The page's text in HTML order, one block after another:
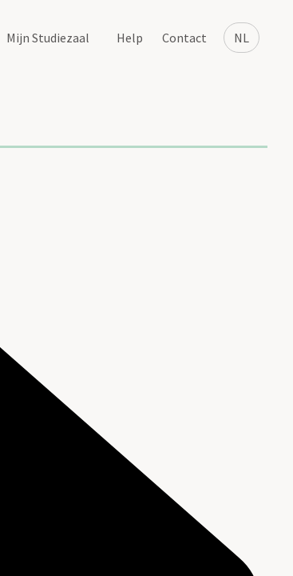
NL
Mijn Studiezaal Help Contact